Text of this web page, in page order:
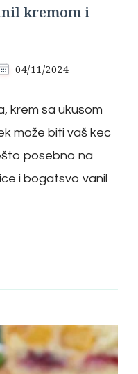
kremom i
04/11/2024
krem sa ukusom
može biti vaš kec
posebno na
i bogatsvo vanil